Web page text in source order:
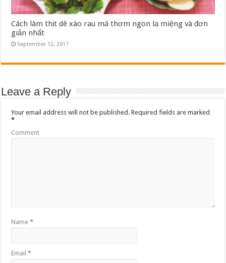
Cách làm thịt dê xào rau má thơm ngon lạ miệng và đơn
giản nhất
September 12, 2017
Leave a Reply
Your email address will not be published. Required fields are marked
*
Comment
Name*
Email*